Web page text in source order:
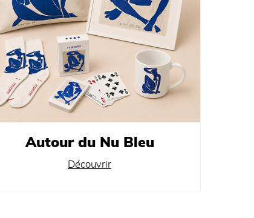
Autour du Nu Bleu
Découvrir